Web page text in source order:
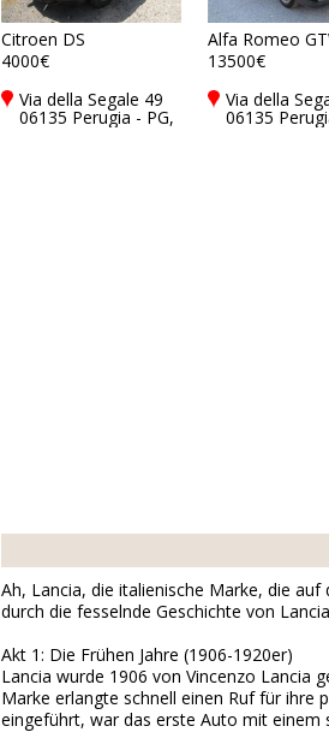
Citroen DS
4000€
Via della Segale 49
06135 Perugia - PG,
Alfa Romeo
13500€
Via della
06135
Ah, Lancia, die italienische Marke, die
durch die fesselnde Geschichte von
Akt 1: Die Frühen Jahre (1906-1920er)
Lancia wurde 1906 von Vincenzo Lancia
Marke erlangte schnell einen Ruf für ihre
eingeführt, war das erste Auto mit einem